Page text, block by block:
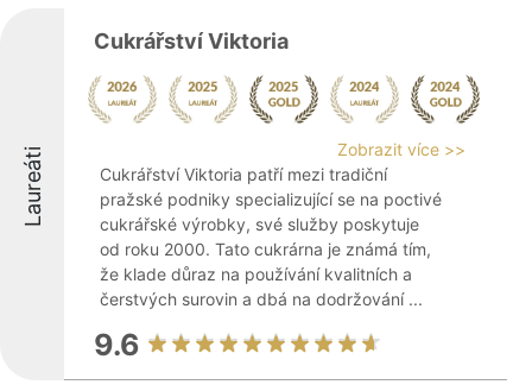
Laureáti
Cukrářství Viktoria
Zobrazit více >>
Cukrářství Viktoria patří mezi tradiční
pražské podniky specializující se na poctivé
cukrářské výrobky, své služby poskytuje
od roku 2000. Tato cukrárna je známá tím,
že klade důraz na používání kvalitních a
čerstvých surovin a dbá na dodržování ...
9.6